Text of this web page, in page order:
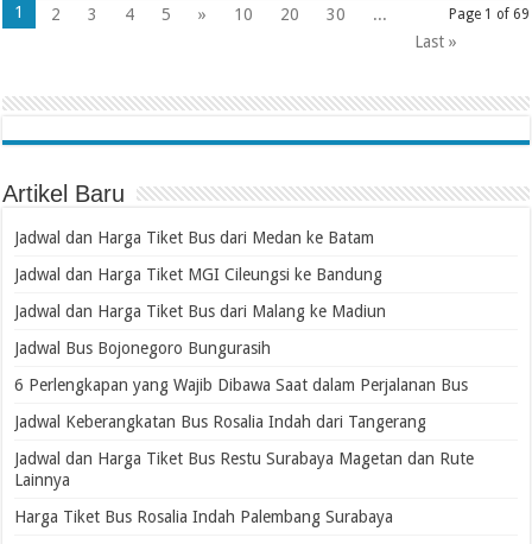
Page 1 of 69
1 2 3 4 5 » 10 20 30
...
Last »
Artikel Baru
Jadwal dan Harga Tiket Bus dari Medan ke Batam
Jadwal dan Harga Tiket MGI Cileungsi ke Bandung
Jadwal dan Harga Tiket Bus dari Malang ke Madiun
Jadwal Bus Bojonegoro Bungurasih
6 Perlengkapan yang Wajib Dibawa Saat dalam Perjalanan Bus
Jadwal Keberangkatan Bus Rosalia Indah dari Tangerang
Jadwal dan Harga Tiket Bus Restu Surabaya Magetan dan Rute
Lainnya
Harga Tiket Bus Rosalia Indah Palembang Surabaya